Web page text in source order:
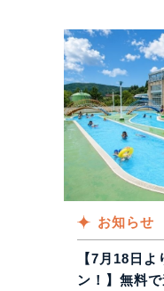
お知らせ
【7月18日
ン！】無料